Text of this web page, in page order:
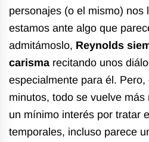
personajes (o el mismo) nos
estamos ante algo que
admitámoslo, Reynolds
carisma recitando unos
especialmente para él.
minutos, todo se vuelve más
un mínimo interés por tratar
temporales, incluso parece